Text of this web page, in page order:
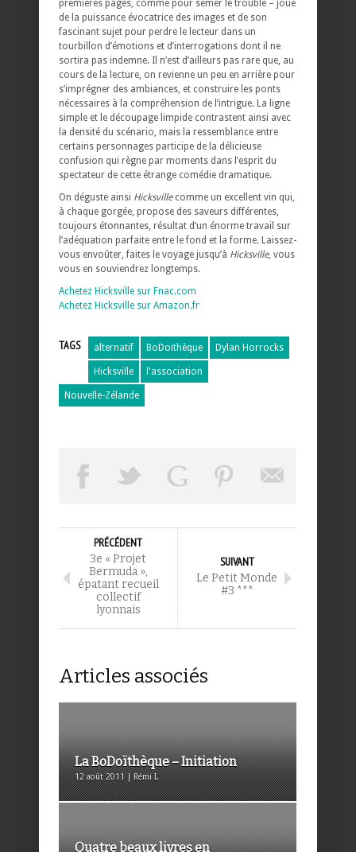
premières pages, comme pour semer le trouble – joue
de la puissance évocatrice des images et de son
fascinant sujet pour perdre le lecteur dans un
tourbillon d’émotions et d’interrogations dont il ne
sortira pas indemne. Il n’est d’ailleurs pas rare que, au
cours de la lecture, on revienne un peu en arrière pour
s’imprégner des ambiances, et construire les ponts
nécessaires à la compréhension de l’intrigue. La ligne
simple et le découpage limpide contrastent ainsi avec
la densité du scénario, mais la ressemblance entre
certains personnages participe de la délicieuse
confusion qui règne par moments dans l’esprit du
spectateur de cette étrange comédie dramatique.
On déguste ainsi Hicksvillecomme un excellent vin qui,
à chaque gorgée, propose des saveurs différentes,
toujours étonnantes, résultat d’un énorme travail sur
l’adéquation parfaite entre le fond et la forme. Laissez-
vous envoûter, faites le voyage jusqu’à Hicksville, vous
vous en souviendrez longtemps.
Achetez Hicksville sur Fnac.com
Achetez Hicksville sur Amazon.fr
TAGS alternatif BoDoïthèque Dylan Horrocks
Hicksville l'association
Nouvelle-Zélande
PRÉCÉDENT
3e « Projet
Bermuda »,
épatant recueil
collectif
lyonnais
SUIVANT
Le Petit Monde
#3 ***
Articles associés
La BoDoïthèque – Initiation
12 août 2011 | Rémi I.
Quatre beaux livres en